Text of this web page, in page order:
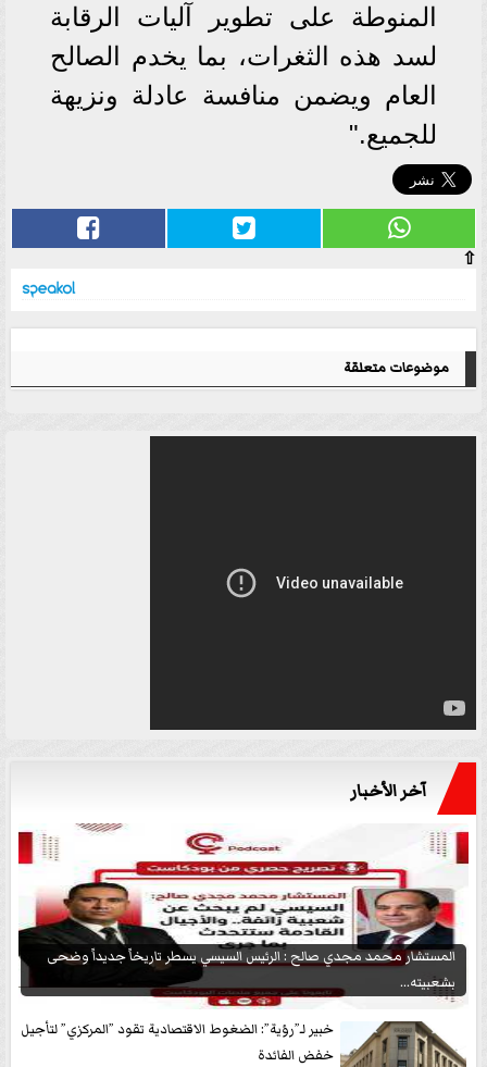
المنوطة على تطوير آليات الرقابة
لسد هذه الثغرات، بما يخدم الصالح
العام ويضمن منافسة عادلة ونزيهة
للجميع."
⇧
موضوعات متعلقة
آخر الأخبار
المستشار محمد مجدي صالح : الرئيس السيسي يسطر تاريخاً جديداً وضحى
بشعبيته...
خبير لـ”رؤية”: الضغوط الاقتصادية تقود ”المركزي” لتأجيل
خفض الفائدة